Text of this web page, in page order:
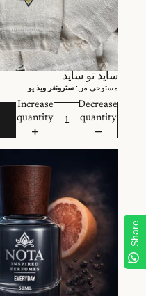
سايد تو سايد
مستوحى من: سترونغر ويذ يو
Decrease
quantity
Increase
quantity
Share